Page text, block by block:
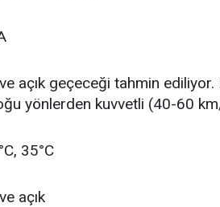
açık geçeceği tahmin
yönlerden kuvvetli (40-60
35°C
açık